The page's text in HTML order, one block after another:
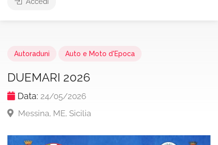
Autoraduni Auto e Moto d'Epoca
DUEMARI 2026
Data: 24/05/2026
Messina, ME, Sicilia